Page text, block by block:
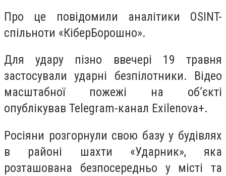
Про це повідомили аналітики OSINT-
спільноти «КіберБорошно».
Для удару пізно ввечері 19 травня
застосували ударні безпілотники. Відео
масштабної пожежі на об’єкті
опублікував Telegram-канал Exilenova+.
Росіяни розгорнули свою базу у будівлях
в районі шахти «Ударник», яка
розташована безпосередньо у місті та